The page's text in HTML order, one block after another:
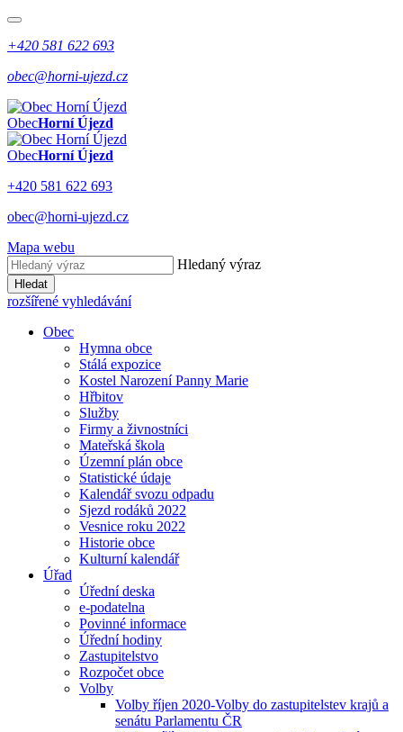
+420 581 622 693
obec@horni-ujezd.cz
ObecHorní Újezd
ObecHorní Újezd
+420 581 622 693
obec@horni-ujezd.cz
Mapa webu
Hledaný výraz
Hledat
rozšířené vyhledávání
Obec
Hymna obce
Stálá expozice
Kostel Narození Panny Marie
Hřbitov
Služby
Firmy a živnostníci
Mateřská škola
Územní plán obce
Statistické údaje
Kalendář svozu odpadu
Sjezd rodáků 2022
Vesnice roku 2022
Historie obce
Kulturní kalendář
Úřad
Úřední deska
e-podatelna
Povinné informace
Úřední hodiny
Zastupitelstvo
Rozpočet obce
Volby
Volby říjen 2020-Volby do zastupitelstev krajů a
senátu Parlamentu ČR